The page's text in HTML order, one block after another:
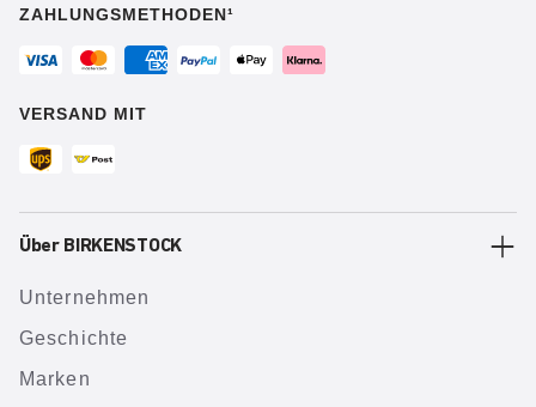
ZAHLUNGSMETHODEN¹
VERSAND MIT
Über BIRKENSTOCK
Unternehmen
Geschichte
Marken